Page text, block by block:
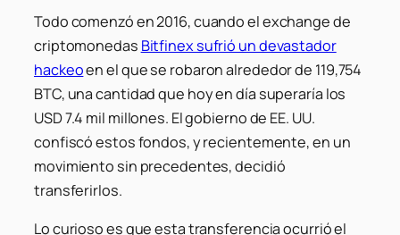
Todo comenzó en 2016, cuando el exchange de
criptomonedas Bitfinex sufrió un devastador
hackeoen el que se robaron alrededor de 119,754
BTC, una cantidad que hoy en día superaría los
USD 7.4 mil millones. El gobierno de EE. UU.
confiscó estos fondos, y recientemente, en un
movimiento sin precedentes, decidió
transferirlos.
Lo curioso es que esta transferencia ocurrió el